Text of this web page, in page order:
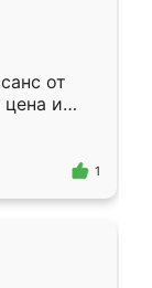
от
и
1